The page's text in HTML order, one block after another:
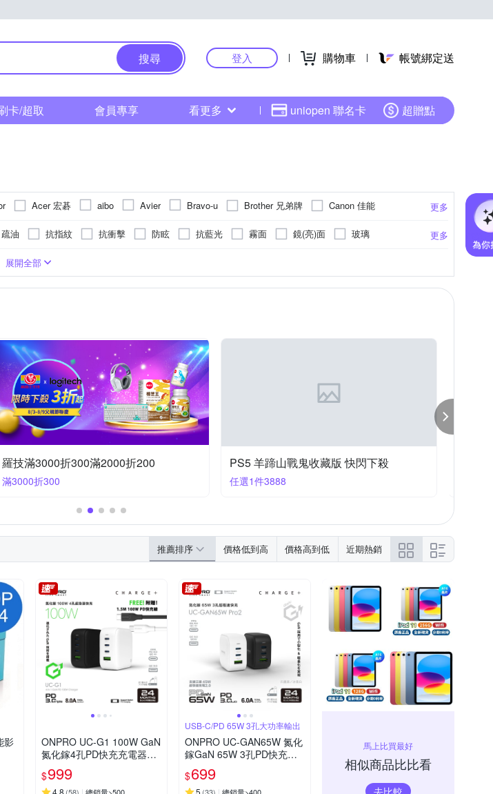
搜尋 登入 購物車 帳號綁定送
卡/超取 會員專享 看更多 uniopen 聯名卡 超贈點
更多
Acer 宏碁 aibo Avier Bravo-u Brother 兄弟牌
Canon 佳能
Color88 D-Link Dawise DELL 戴爾 Dr.AV 聖岡科技
DTAudio
聯想 Logitech 羅技 Lexar 雷克沙 LG 樂金 LINDY 林帝
Micron 美光
勤 其他品牌 綠犀牛
更多
疏油 抗指紋 抗衝擊 防眩 抗藍光 霧面 鏡(亮)面
玻璃
單螢幕支架
Canon 佳能
身貼 控制器
德文 西班牙文
原廠墨水磁吸式
展開全部
羅技滿3000折300滿2000折200
滿3000折300
PS5 羊蹄山戰鬼收藏版 快閃下殺
任選1件3888
推薦排序 價格低到高 價格高到低 近期熱銷
影
ONPRO UC-G1 100W GaN
氮化鎵4孔PD快充充電器
【送100W快充線】
$999
4.8
USB-C/PD 65W 3孔大功率輸出
ONPRO UC-GAN65W 氮化
鎵GaN 65W 3孔PD快充充
電器【Pro2版】
$699
5
馬上比買最好
相似商品比比看
去比較